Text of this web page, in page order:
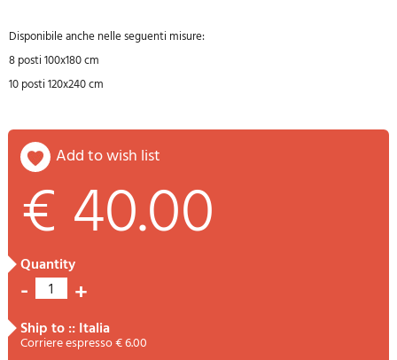
Disponibile anche nelle seguenti misure:
8 posti 100x180 cm
10 posti 120x240 cm
add to wish list
€ 40.00
quantity
- 1 +
ship to :: Italia
Corriere espresso € 6.00